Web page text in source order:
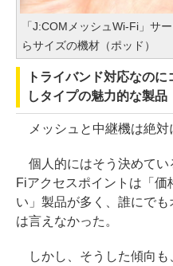
「J:COMメッシュWi-Fi」サ
らサイズの機材（ポッド）
トライバンド対応なの
しタイプの魅力的な製品
メッシュと中継機は絶対
個人的にはそう決めてい
Fiアクセスポイントは「価
い」製品が多く、誰にで
は言えなかった。
しかし、そうした傾向も